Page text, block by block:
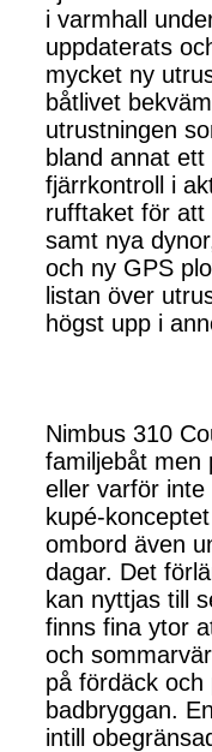
i varmhall
uppdaterats
mycket ny
båtlivet
utrustningen
bland annat
fjärrkontroll i
rufftaket för att
samt nya
och ny GPS
listan över
högst upp i
Nimbus 310
familjebåt men
eller varför inte
kupé-
ombord även
dagar. Det
kan nyttjas till
finns fina ytor
och
på fördäck och
badbryggan.
intill